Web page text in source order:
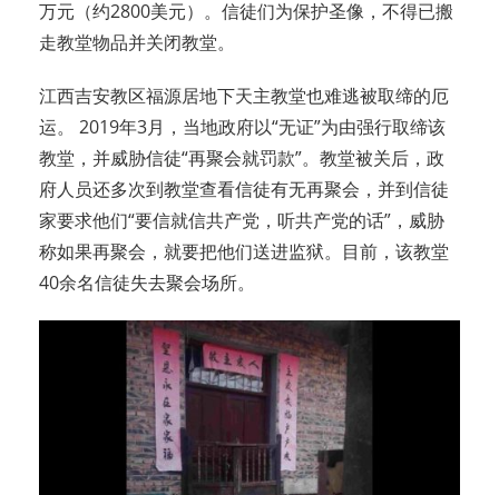
万元（约2800美元）。信徒们为保护圣像，不得已搬
走教堂物品并关闭教堂。
江西吉安教区福源居地下天主教堂也难逃被取缔的厄
运。 2019年3月，当地政府以“无证”为由强行取缔该
教堂，并威胁信徒“再聚会就罚款”。教堂被关后，政
府人员还多次到教堂查看信徒有无再聚会，并到信徒
家要求他们“要信就信共产党，听共产党的话”，威胁
称如果再聚会，就要把他们送进监狱。目前，该教堂
40余名信徒失去聚会场所。